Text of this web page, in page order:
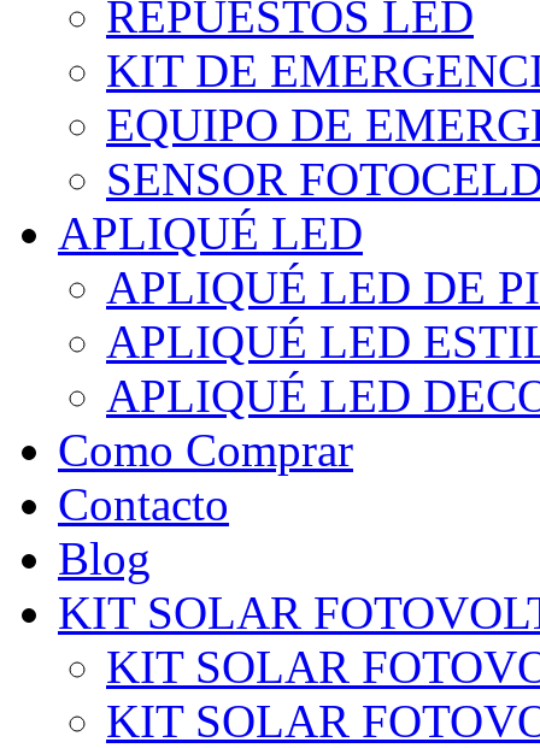
REPUESTOS LED
KIT DE
EQUIPO DE
SENSOR
APLIQUÉ LED
APLIQUÉ LED DE
APLIQUÉ LED
APLIQUÉ LED
Como Comprar
Contacto
Blog
KIT SOLAR
KIT SOLAR
KIT SOLAR